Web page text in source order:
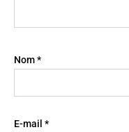
Nom*
E-mail *